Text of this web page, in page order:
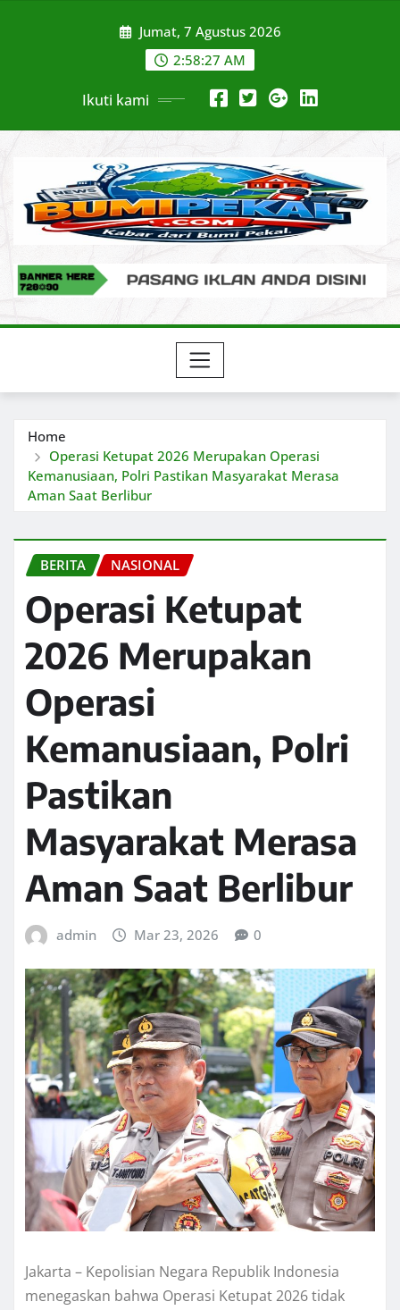
Jumat, 7 Agustus 2026
2:58:28 AM
Ikuti kami
Home
Operasi Ketupat 2026 Merupakan Operasi
Kemanusiaan, Polri Pastikan Masyarakat Merasa
Aman Saat Berlibur
BERITA NASIONAL
Operasi Ketupat
2026 Merupakan
Operasi
Kemanusiaan, Polri
Pastikan
Masyarakat Merasa
Aman Saat Berlibur
admin Mar 23, 2026 0
Jakarta – Kepolisian Negara Republik Indonesia
menegaskan bahwa Operasi Ketupat 2026 tidak